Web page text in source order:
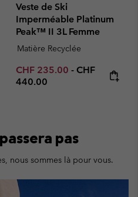
Veste de Ski
Imperméable Platinum
Peak™ II 3L Femme
Matière Recyclée
Minimum sale price:
CHF 235.00 - Maximum
CHF
440.00
pas
nous sommes là pour vous.